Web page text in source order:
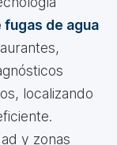
de agua
localizando
y zonas